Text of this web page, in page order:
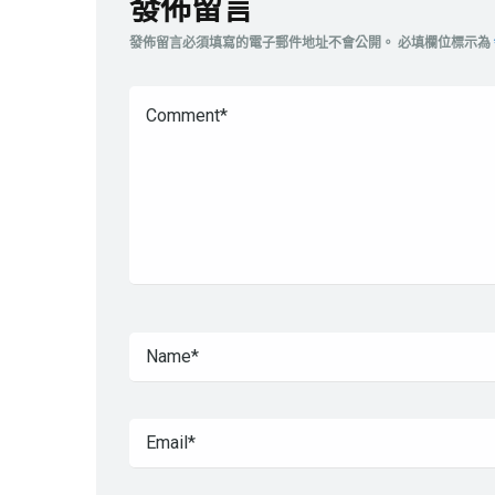
發佈留言
發佈留言必須填寫的電子郵件地址不會公開。 必填欄位標示為